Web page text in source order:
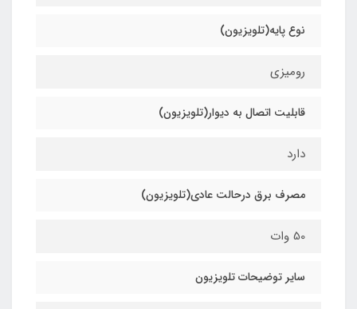
نوع پایه(تلویزیون)
رومیزی
قابلیت اتصال به دیوار(تلویزیون)
دارد
مصرف برق درحالت عادی(تلویزیون)
50 وات
سایر توضیحات تلویزیون